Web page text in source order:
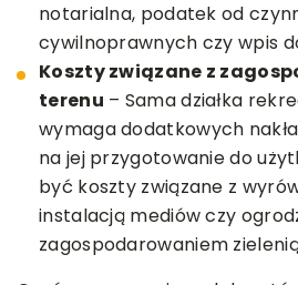
notarialna, podatek od
cywilnoprawnych czy wpis
Koszty związane z
terenu – Sama działka
wymaga dodatkowych
na jej przygotowanie do
być koszty związane z
instalacją mediów czy
zagospodarowaniem